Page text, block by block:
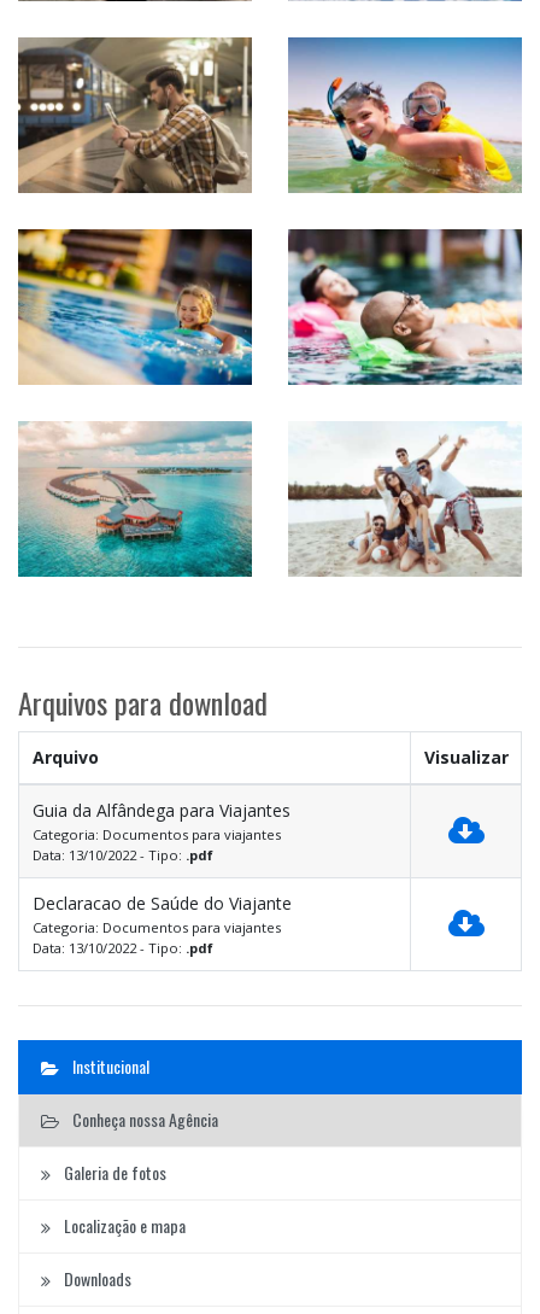
Arquivos para download
Arquivo Visualizar
Guia da Alfândega para Viajantes
Categoria: Documentos para viajantes
Data: 13/10/2022 - Tipo: .pdf
Declaracao de Saúde do Viajante
Categoria: Documentos para viajantes
Data: 13/10/2022 - Tipo: .pdf
Institucional
Conheça nossa Agência
Galeria de fotos
Localização e mapa
Downloads